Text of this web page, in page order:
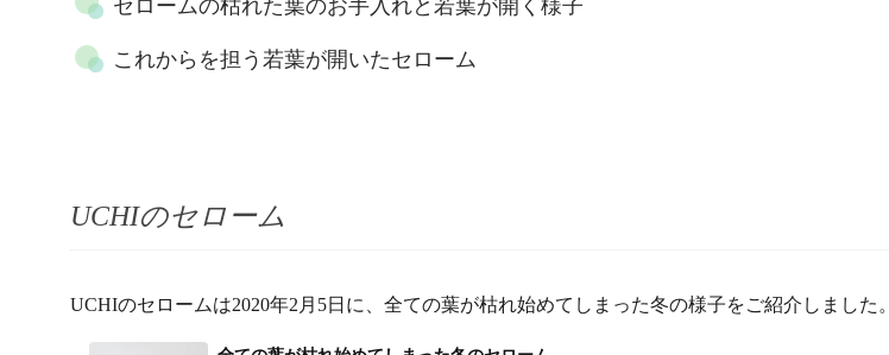
セロームの枯れた葉のお手入れと若葉が開く様子
これからを担う若葉が開いたセローム
UCHIのセローム
UCHIのセロームは2020年2月5日に、全ての葉が枯れ始めてしまった冬の様子をご紹介しました。